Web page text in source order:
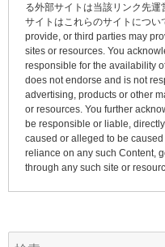
る外部サイトは当該リンク先
サイトはこれらのサイトにつ
provide, or third parties may
sites or resources. You
responsible for the availability
does not endorse and is not
advertising, products or other
or resources. You further
be responsible or liable,
caused or alleged to be
reliance on any such Content,
through any such site or